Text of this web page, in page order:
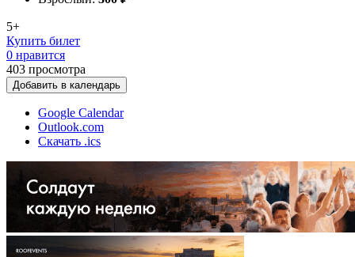
5+
Купить билет
0 нравится
403 просмотра
Добавить в календарь
Google Calendar
Outlook.com
Скачать .ics